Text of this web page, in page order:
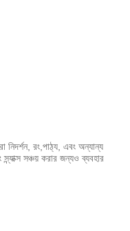
নিদর্শন, রং,পাঠ্য, এবং অন্যান্য
স্ন্যাক্স সঞ্চয় করার জন্যও ব্যবহার